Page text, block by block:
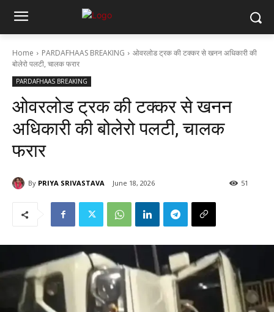
Home PARDAFHAAS BREAKING
ओवरलोड ट्रक की टक्कर से खनन अधिकारी की
बोलेरो पलटी, चालक फरार
PARDAFHAAS BREAKING
ओवरलोड ट्रक की टक्कर से खनन
अधिकारी की बोलेरो पलटी, चालक
फरार
By PRIYA SRIVASTAVA June 18, 2026 51